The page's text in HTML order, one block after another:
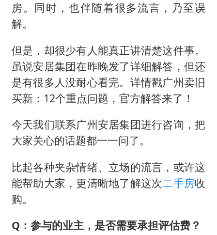
上海：台风白海豚或将带来龙卷风
百花奖开幕式
国防部：坚决反制任何闹海挑衅图谋
美股存储板块集体大跌
胡彦斌获《歌手2026》歌王
“今天得有40℃了吧 为啥还不预警”
夯实基础开新局
房。同时，也伴随着很多流言，乃至误
解。
但是，却很少有人能真正讲清楚这件事。
虽说安居集团在昨晚发了详细解答，但还
是有很多人没耐心看完。详情戳广州卖旧
买新：12个重点问题，官方解答来了！
今天我们联系广州安居集团进行咨询，把
大家关心的话题都一一问了。
比起各种夹杂情绪、立场的流言，或许这
能帮助大家，更清晰地了解这次二手房收
购。
Q：参与的业主，是否需要承担评估费？